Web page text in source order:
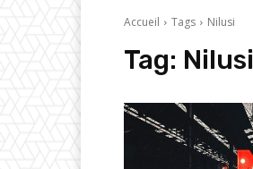
Accueil Tags Nilusi
Tag: Nilusi